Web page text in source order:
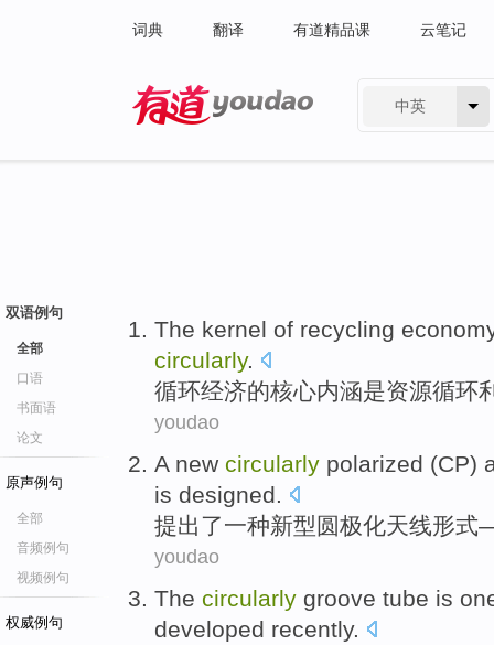
词典 翻译 有道精品课 云笔记
中英
双语例句
全部
口语
书面语
论文
原声例句
全部
音频例句
视频例句
权威例句
The kernel of recycling
circularly.
循环经济的核心内涵是资源循环
youdao
A new circularly polarized (CP)
is designed.
提出了一种新型 圆极化天线形
youdao
The circularly groove tube is
developed recently.